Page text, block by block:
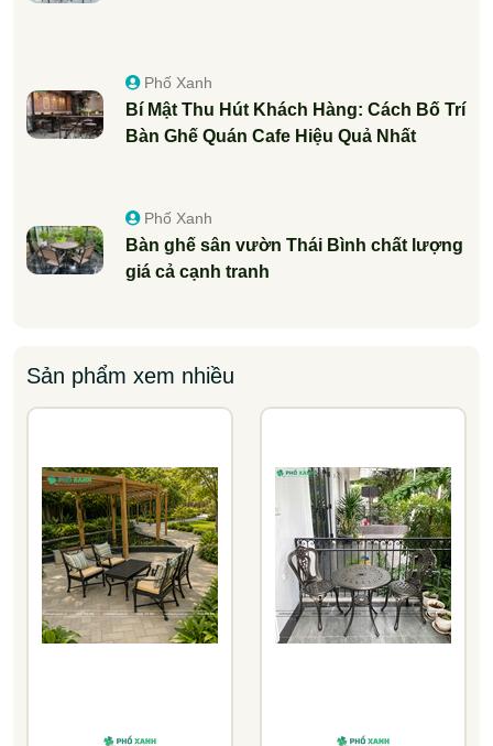
Phố Xanh
Bí Mật Thu Hút Khách Hàng: Cách Bố Trí
Bàn Ghế Quán Cafe Hiệu Quả Nhất
Phố Xanh
Bàn ghế sân vườn Thái Bình chất lượng
giá cả cạnh tranh
Sản phẩm xem nhiều